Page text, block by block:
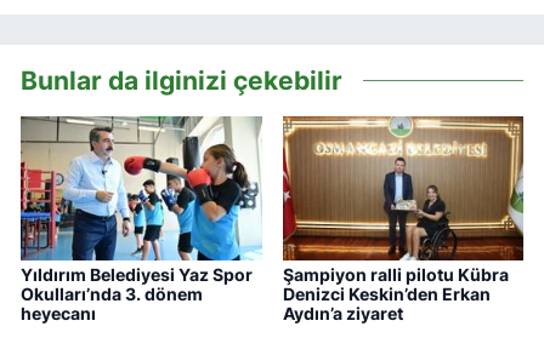
Bunlar da ilginizi çekebilir
Yıldırım Belediyesi Yaz Spor
Okulları’nda 3. dönem
heyecanı
Şampiyon ralli pilotu Kübra
Denizci Keskin’den Erkan
Aydın’a ziyaret